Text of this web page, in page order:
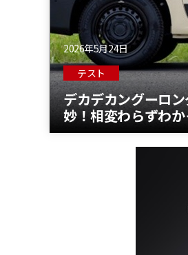
2026年5月24日
テスト
デカデカングーロ
妙！相変わらずわ